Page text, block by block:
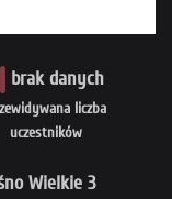
liczba
uczestników
brak danych
Wielkie 3